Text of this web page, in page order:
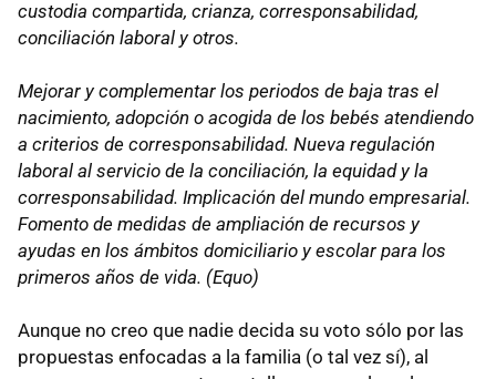
custodia compartida, crianza, corresponsabilidad,
conciliación laboral y otros.
Mejorar y complementar los periodos de baja tras el
nacimiento, adopción o acogida de los bebés atendiendo
a criterios de corresponsabilidad. Nueva regulación
laboral al servicio de la conciliación, la equidad y la
corresponsabilidad. Implicación del mundo empresarial.
Fomento de medidas de ampliación de recursos y
ayudas en los ámbitos domiciliario y escolar para los
primeros años de vida. (Equo)
Aunque no creo que nadie decida su voto sólo por las
propuestas enfocadas a la familia (o tal vez sí), al